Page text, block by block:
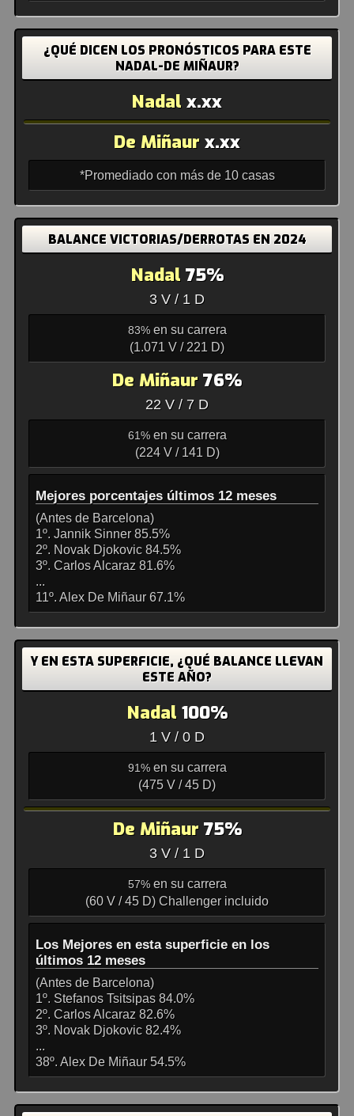
¿QUÉ DICEN LOS PRONÓSTICOS PARA ESTE
NADAL-DE MIÑAUR?
Nadal x.xx
De Miñaur x.xx
*Promediado con más de 10 casas
BALANCE VICTORIAS/DERROTAS EN 2024
Nadal 75%
3 V / 1 D
83%en su carrera
(1.071 V / 221 D)
De Miñaur 76%
22 V / 7 D
61%en su carrera
(224 V / 141 D)
Mejores porcentajes últimos 12 meses
(Antes de Barcelona)
1º. Jannik Sinner 85.5%
2º. Novak Djokovic 84.5%
3º. Carlos Alcaraz 81.6%
...
11º. Alex De Miñaur 67.1%
Y EN ESTA SUPERFICIE, ¿QUÉ BALANCE LLEVAN
ESTE AÑO?
Nadal 100%
1 V / 0 D
91%en su carrera
(475 V / 45 D)
De Miñaur 75%
3 V / 1 D
57%en su carrera
(60 V / 45 D) Challenger incluido
Los Mejores en esta superficie en los
últimos 12 meses
(Antes de Barcelona)
1º. Stefanos Tsitsipas 84.0%
2º. Carlos Alcaraz 82.6%
3º. Novak Djokovic 82.4%
...
38º. Alex De Miñaur 54.5%